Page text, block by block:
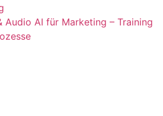
Audio AI für Marketing – Training